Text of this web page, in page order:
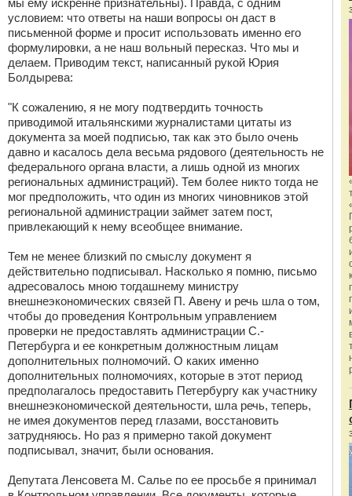
мы ему искренне признательны). Правда, с одним
условием: что ответы на наши вопросы он даст в
письменной форме и просит использовать именно его
формулировки, а не наш вольный пересказ. Что мы и
делаем. Приводим текст, написанный рукой Юрия
Болдырева:
"К сожалению, я не могу подтвердить точность
приводимой итальянскими журналистами цитаты из
документа за моей подписью, так как это было очень
давно и касалось дела весьма рядового (деятельность не
федерального органа власти, а лишь одной из многих
региональных администраций). Тем более никто тогда не
мог предположить, что один из многих чиновников этой
региональной администрации займет затем пост,
привлекающий к нему всеобщее внимание.
Тем не менее близкий по смыслу документ я
действительно подписывал. Насколько я помню, письмо
адресовалось мною тогдашнему министру
внешнеэкономических связей П. Авену и речь шла о том,
чтобы до проведения Контрольным управлением
проверки не предоставлять администрации С.-
Петербурга и ее конкретным должностным лицам
дополнительных полномочий. О каких именно
дополнительных полномочиях, которые в этот период
предполагалось предоставить Петербургу как участнику
внешнеэкономической деятельности, шла речь, теперь,
не имея документов перед глазами, восстановить
затрудняюсь. Но раз я примерно такой документ
подписывал, значит, были основания.
Депутата Ленсовета М. Салье по ее просьбе я принимал